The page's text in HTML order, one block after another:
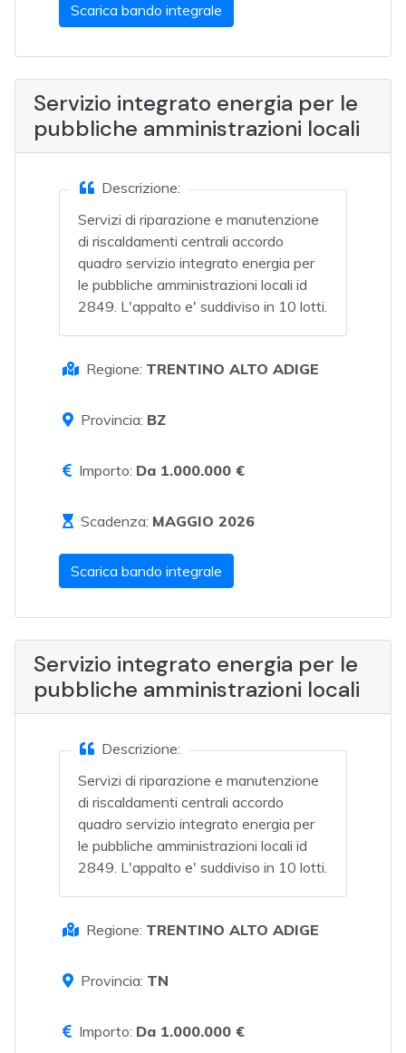
Scarica bando integrale
Servizio integrato energia per le
pubbliche amministrazioni locali
Descrizione:
Servizi di riparazione e manutenzione
di riscaldamenti centrali accordo
quadro servizio integrato energia per
le pubbliche amministrazioni locali id
2849. L'appalto e' suddiviso in 10 lotti.
Regione: TRENTINO ALTO ADIGE
Provincia: BZ
Importo: Da 1.000.000 €
Scadenza: MAGGIO 2026
Scarica bando integrale
Servizio integrato energia per le
pubbliche amministrazioni locali
Descrizione:
Servizi di riparazione e manutenzione
di riscaldamenti centrali accordo
quadro servizio integrato energia per
le pubbliche amministrazioni locali id
2849. L'appalto e' suddiviso in 10 lotti.
Regione: TRENTINO ALTO ADIGE
Provincia: TN
Importo: Da 1.000.000 €